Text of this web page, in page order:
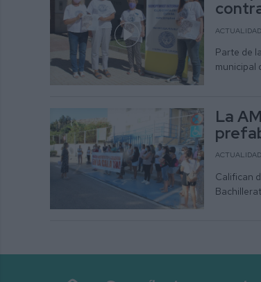
ACTUALIDAD
Parte de
municipal
La
ACTUALIDAD
Califican